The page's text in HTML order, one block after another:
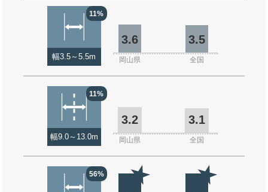
11%
幅3.5～5.5m
3.6 3.5
岡山県 全国
11%
幅9.0～13.0m
3.2 3.1
岡山県 全国
56%